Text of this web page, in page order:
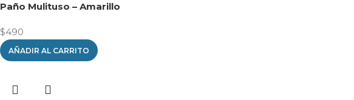
Paño Mulituso – Amarillo
$490
AÑADIR AL CARRITO